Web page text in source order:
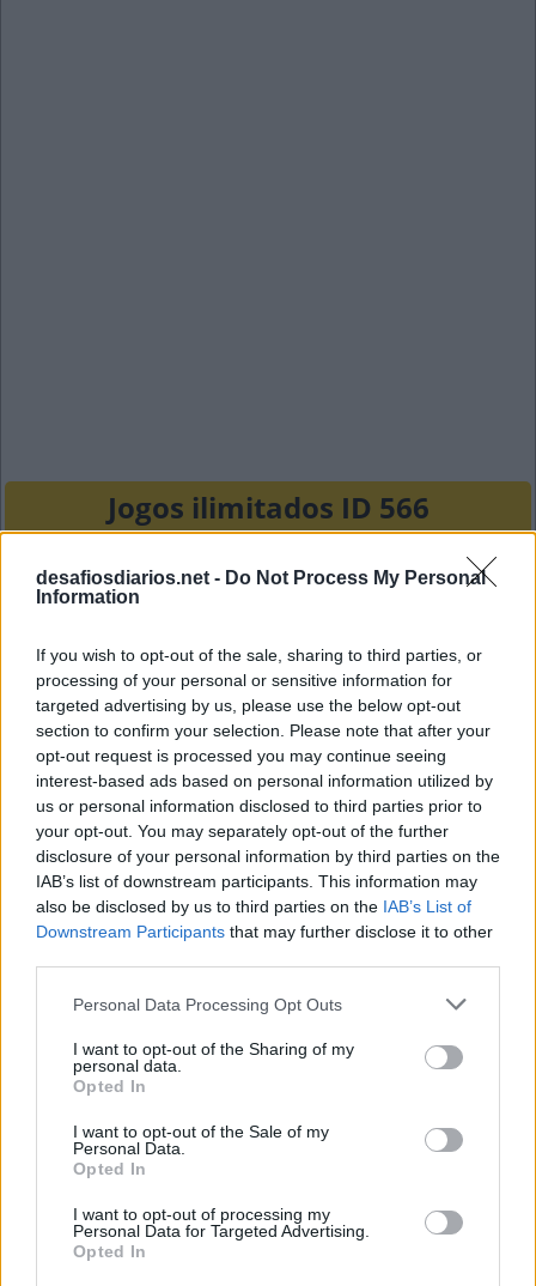
desafiosdiarios.net - Do Not Process My Personal
Information
If you wish to opt-out of the sale, sharing to third parties, or
processing of your personal or sensitive information for
targeted advertising by us, please use the below opt-out
section to confirm your selection. Please note that after your
opt-out request is processed you may continue seeing
interest-based ads based on personal information utilized by
us or personal information disclosed to third parties prior to
your opt-out. You may separately opt-out of the further
disclosure of your personal information by third parties on the
IAB’s list of downstream participants. This information may
also be disclosed by us to third parties on the IAB’s List of
Downstream Participants that may further disclose it to other
Personal Data Processing Opt Outs
I want to opt-out of the Sharing of my
personal data.
Opted In
I want to opt-out of the Sale of my
Personal Data.
Opted In
I want to opt-out of processing my
Personal Data for Targeted Advertising.
Opted In
Jogos ilimitados ID 566
A P
B
A M B O L
E
A
L I
A
L
A N
D
E
N I O
Une, combina:
A
L I
A
O mesmo que estar informado de algo :
A
P A
R
__ Moore, quadrinista autor de V de Vingança
L A
N
A L
E
Nome de __, renomado; pode ser medido em quilos
E S
O